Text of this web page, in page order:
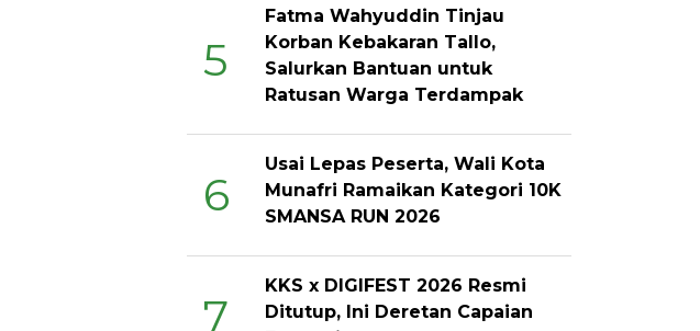
5
Fatma Wahyuddin Tinjau
Korban Kebakaran Tallo,
Salurkan Bantuan untuk
Ratusan Warga Terdampak
6
Usai Lepas Peserta, Wali Kota
Munafri Ramaikan Kategori 10K
SMANSA RUN 2026
7
KKS x DIGIFEST 2026 Resmi
Ditutup, Ini Deretan Capaian